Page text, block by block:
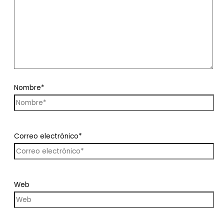
Nombre*
Correo electrónico*
Web